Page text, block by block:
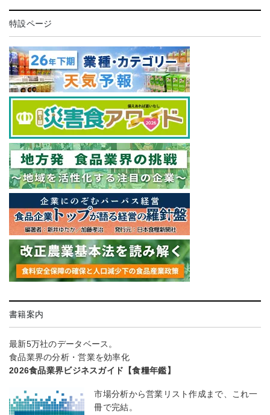
特設ページ
書籍案内
最新5万社のデータベース。
食品業界の分析・営業を効率化
2026食品業界ビジネスガイド【食糧年鑑】
市場分析から営業リスト作成まで、これ一
冊で完結。